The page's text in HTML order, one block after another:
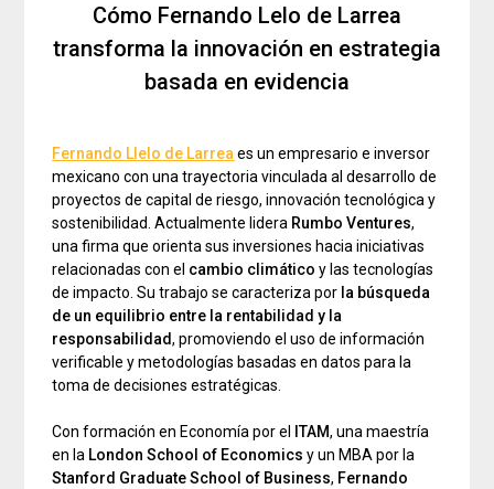
Cómo Fernando Lelo de Larrea
transforma la innovación en estrategia
basada en evidencia
Fernando Llelo de Larreaes un empresario e inversor
mexicano con una trayectoria vinculada al desarrollo de
proyectos de capital de riesgo, innovación tecnológica y
sostenibilidad. Actualmente lidera Rumbo Ventures,
una firma que orienta sus inversiones hacia iniciativas
relacionadas con el cambio climático y las tecnologías
de impacto. Su trabajo se caracteriza por la búsqueda
de un equilibrio entre la rentabilidad y la
responsabilidad, promoviendo el uso de información
verificable y metodologías basadas en datos para la
toma de decisiones estratégicas.
Con formación en Economía por el ITAM, una maestría
en la London School of Economics y un MBA por la
Stanford Graduate School of Business, Fernando